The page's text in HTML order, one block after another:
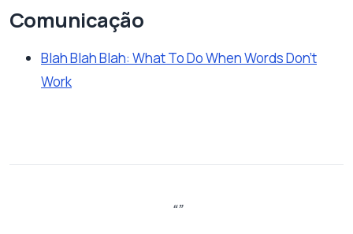
Comunicação
Blah Blah Blah: What To Do When Words Don’t
Work